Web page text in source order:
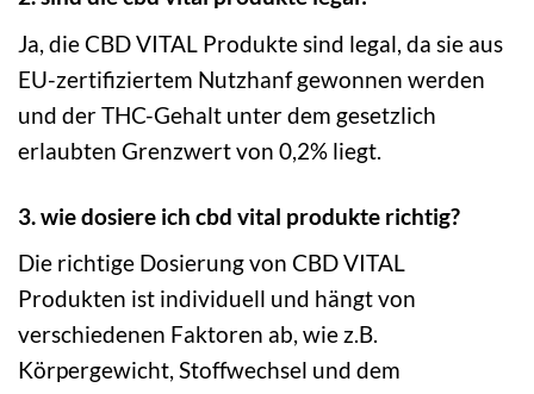
Ja, die CBD VITAL Produkte sind legal, da sie aus
EU-zertifiziertem Nutzhanf gewonnen werden
und der THC-Gehalt unter dem gesetzlich
erlaubten Grenzwert von 0,2% liegt.
3. wie dosiere ich cbd vital produkte richtig?
Die richtige Dosierung von CBD VITAL
Produkten ist individuell und hängt von
verschiedenen Faktoren ab, wie z.B.
Körpergewicht, Stoffwechsel und dem